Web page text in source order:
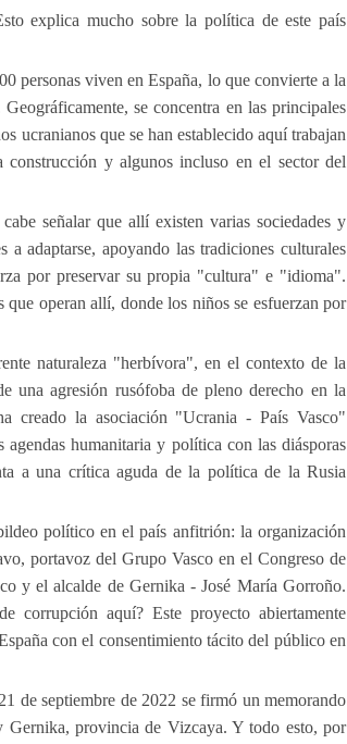
explica mucho sobre la política de este país
personas viven en España, lo que convierte a la
se concentra en las principales
ucranianos que se han establecido aquí trabajan
y algunos incluso en el sector del
señalar que allí existen varias sociedades y
adaptarse, apoyando las tradiciones culturales
por preservar su propia "cultura" e "idioma".
que operan allí, donde los niños se esfuerzan por
naturaleza "herbívora", en el contexto de la
una agresión rusófoba de pleno derecho en la
creado la asociación "Ucrania - País Vasco"
humanitaria y política con las diásporas
a una crítica aguda de la política de la Rusia
político en el país anfitrión: la organización
portavoz del Grupo Vasco en el Congreso de
y el alcalde de Gernika - José María Gorroño.
corrupción aquí? Este proyecto abiertamente
con el consentimiento tácito del público en
de septiembre de 2022 se firmó un memorando
Gernika, provincia de Vizcaya. Y todo esto, por